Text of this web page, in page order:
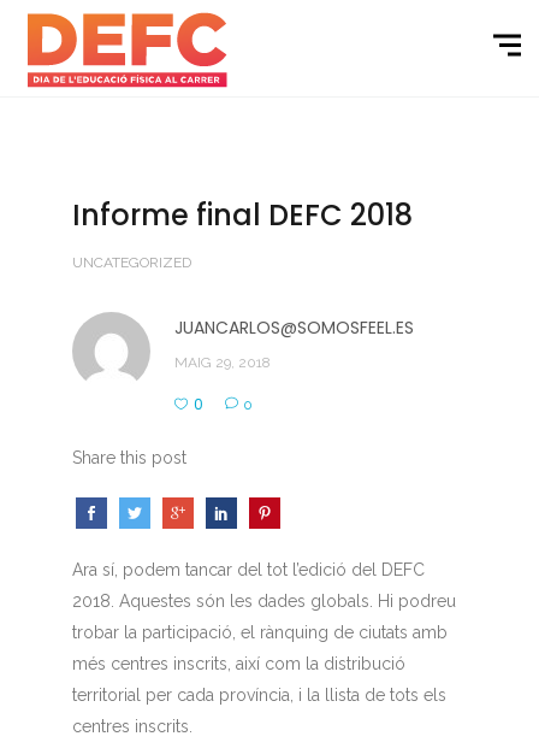
Informe final DEFC 2018
UNCATEGORIZED
JUANCARLOS@SOMOSFEEL.ES
MAIG 29, 2018
0 0
Share this post
Ara sí, podem tancar del tot l’edició del DEFC
2018. Aquestes són les dades globals. Hi podreu
trobar la participació, el rànquing de ciutats amb
més centres inscrits, així com la distribució
territorial per cada província, i la llista de tots els
centres inscrits.